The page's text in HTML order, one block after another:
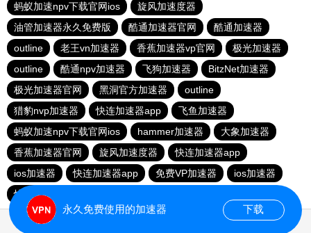
蚂蚁加速npv下载官网ios
旋风加速度器
油管加速器永久免费版
酷通加速器官网
酷通加速器
outline
老王vn加速器 香蕉加速器vp官网
极光加速器
outline
酷通npv加速器 飞狗加速器
BitzNet加速器
极光加速器官网
黑洞官方加速器
outline
猎豹nvp加速器
快连加速器app
飞鱼加速器
蚂蚁加速npv下载官网ios
hammer加速器
大象加速器
香蕉加速器官网
旋风加速度器
快连加速器app
ios加速器
快连加速器app 免费VP加速器
ios加速器
快连加速器app
永久免费使用的加速器 下载